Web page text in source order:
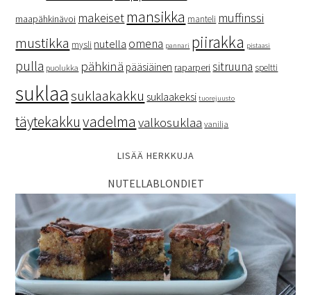
maapähkinävoi makeiset mansikka manteli muffinssi
mustikka mysli nutella omena pannari piirakka pistaasi
pulla puolukka pähkinä pääsiäinen raparperi sitruuna speltti
suklaa suklaakakku suklaakeksi tuorejuusto
täytekakkuvadelma valkosuklaa vanilja
LISÄÄ HERKKUJA
NUTELLABLONDIET